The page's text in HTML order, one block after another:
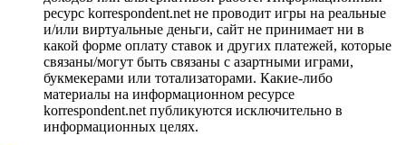
ресурс korrespondent.net не проводит игры на реальные
и/или виртуальные деньги, сайт не принимает ни в
какой форме оплату ставок и других платежей, которые
связаны/могут быть связаны с азартными играми,
букмекерами или тотализаторами. Какие-либо
материалы на информационном ресурсе
korrespondent.net публикуются исключительно в
информационных целях.